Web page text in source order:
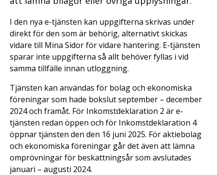
I den nya e-tjänsten kan uppgifterna skrivas under
direkt för den som är behörig, alternativt skickas
vidare till Mina Sidor för vidare hantering. E-tjänsten
sparar inte uppgifterna så allt behöver fyllas i vid
samma tillfälle innan utloggning.
Tjänsten kan användas för bolag och ekonomiska
föreningar som hade bokslut september – december
2024 och framåt. För Inkomstdeklaration 2 är e-
tjänsten redan öppen och för Inkomstdeklaration 4
öppnar tjänsten den den 16 juni 2025. För aktiebolag
och ekonomiska föreningar går det även att lämna
omprövningar för beskattningsår som avslutades
januari – augusti 2024.